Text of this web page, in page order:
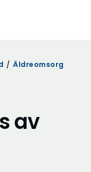
/ Äldreomsorg
av